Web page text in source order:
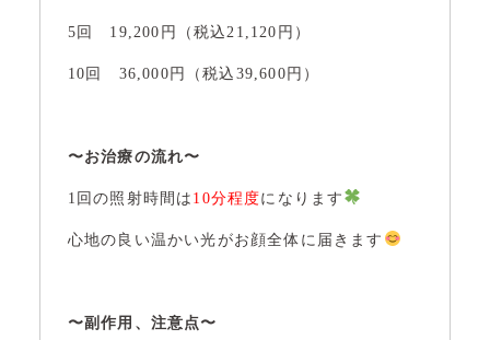
5回 19,200円（税込21,120円）
10回 36,000円（税込39,600円）
〜お治療の流れ〜
1回の照射時間は 10分程度になります
心地の良い温かい光がお顔全体に届きます
〜副作用、注意点〜